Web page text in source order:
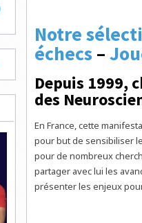
Notre
échecs–
Depuis 1999,
des
En France, cette
pour but de sensibiliser le
pour de nombreux
partager avec lui les
présenter les enjeux